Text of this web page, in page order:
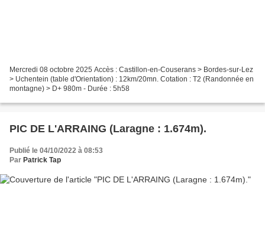
Mercredi 08 octobre 2025 Accès : Castillon-en-Couserans > Bordes-sur-Lez
> Uchentein (table d'Orientation) : 12km/20mn. Cotation : T2 (Randonnée en
montagne) > D+ 980m - Durée : 5h58
PIC DE L'ARRAING (Laragne : 1.674m).
Publié le 04/10/2022 à 08:53
Par Patrick Tap